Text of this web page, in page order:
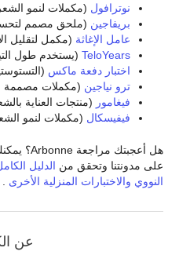
نوترافول (مكملات لنمو
بريفاجين (ملحق مصمم
عامل الإغاثة (مكمل لتقليل
TeloYears (يستخدم طول
اختبار دفعة ماكس
ترو نياجين (مكملات مصممة
فيغامور (منتجات العناية
فيفيسكال (مكملات لنمو
هل أعجبتك مراجعة Arbonne؟ يمكنك القراءة
على مدونتنا وتحقق من الدليل
النووي والاختبارات المنزلية الأخرى
عن